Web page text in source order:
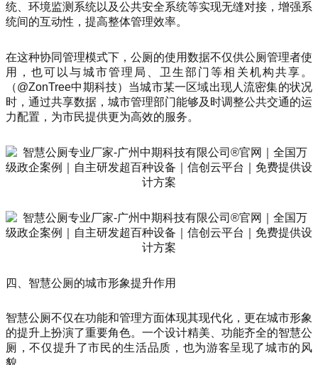
统、环境监测系统以及公共安全系统等实现无缝对接，增强系
统间的互动性，提高整体管理效率。
在这种协同管理模式下，公厕的使用数据不仅供公厕管理者使
用，也可以与城市管理局、卫生部门等相关机构共享。
（@ZonTree中期科技）当城市某一区域出现人流密集的状况
时，通过共享数据，城市管理部门能够及时调整公共交通的运
力配置，为市民提供更为高效的服务。
四、智慧公厕的城市形象提升作用
智慧公厕不仅在功能和管理方面体现其现代化，更在城市形象
的提升上扮演了重要角色。一个设计精美、功能齐全的智慧公
厕，不仅提升了市民的生活品质，也为游客呈现了城市的风